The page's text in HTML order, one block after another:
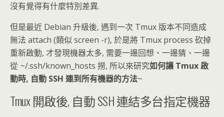
沒有覺得有什麼特別差異.
但是最近 Debian 升級後, 遇到一次 Tmux 版本不同造成
無法 attach (類似 screen -r), 於是將 Tmux process 砍掉
重新啟動, 才發現機器太多, 需要一邊回想、一邊猜、一邊
從 ~/.ssh/known_hosts 撈, 所以來研究如何讓 Tmux 啟
動時, 自動 SSH 連到所有機器的方法~
Tmux 開啟後, 自動 SSH 連結多台指定機器